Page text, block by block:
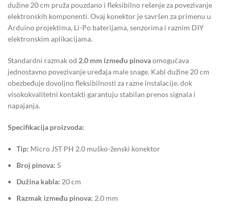
dužine 20 cm pruža pouzdano i fleksibilno rešenje za povezivanje
elektronskih komponenti. Ovaj konektor je savršen za primenu u
Arduino projektima, Li-Po baterijama, senzorima i raznim DIY
elektronskim aplikacijama.
Standardni razmak od 2.0 mm između pinovaomogućava
jednostavno povezivanje uređaja male snage. Kabl dužine 20 cm
obezbeđuje dovoljno fleksibilnosti za razne instalacije, dok
visokokvalitetni kontakti garantuju stabilan prenos signala i
napajanja.
Specifikacija proizvoda:
Tip: Micro JST PH 2.0 muško-ženski konektor
Broj pinova: 5
Dužina kabla: 20 cm
Razmak između pinova: 2.0 mm